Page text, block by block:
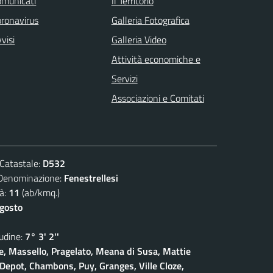
Galleria Fotografica
Galleria Video
Attività economiche e
Servizi
Associazioni e Comitati
D532
Fenestrellesi
11 (ab/kmq.)
7° 3' 2''
Massello, Pragelato, Meana di Susa, Mattie
Chambons, Puy, Granges, Ville Cloze,